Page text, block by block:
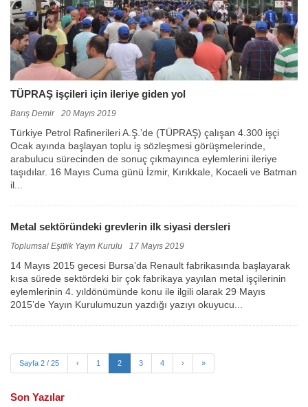
TÜPRAŞ işçileri için ileriye giden yol
Barış Demir 20 Mayıs 2019
Türkiye Petrol Rafinerileri A.Ş.’de (TÜPRAŞ) çalışan 4.300 işçi
Ocak ayında başlayan toplu iş sözleşmesi görüşmelerinde,
arabulucu sürecinden de sonuç çıkmayınca eylemlerini ileriye
taşıdılar. 16 Mayıs Cuma günü İzmir, Kırıkkale, Kocaeli ve Batman
il...
Metal sektöründeki grevlerin ilk siyasi dersleri
Toplumsal Eşitlik Yayın Kurulu 17 Mayıs 2019
14 Mayıs 2015 gecesi Bursa’da Renault fabrikasında başlayarak
kısa sürede sektördeki bir çok fabrikaya yayılan metal işçilerinin
eylemlerinin 4. yıldönümünde konu ile ilgili olarak 29 Mayıs
2015’de Yayın Kurulumuzun yazdığı yazıyı okuyucu...
Sayfa 2 / 25 ‹ 1 2 3 4 › »
Son Yazılar